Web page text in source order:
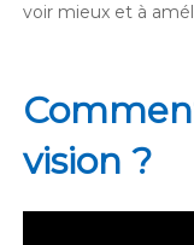
voir mieux et à
vision ?